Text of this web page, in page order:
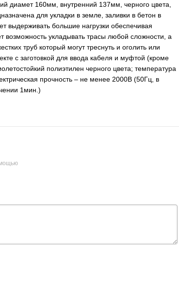
диамет 160мм, внутренний 137мм, черного цвета,
для укладки в земле, заливки в бетон в
выдерживать большие нагрузки обеспечивая
возможность укладывать трасы любой сложности, а
труб который могут треснуть и оголить или
с заготовкой для ввода кабеля и муфтой (кроме
полиэтилен черного цвета; температура
прочность – не менее 2000В (50Гц, в
1мин.)